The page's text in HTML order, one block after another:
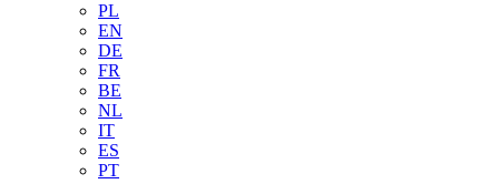
PL
EN
DE
FR
BE
NL
IT
ES
PT